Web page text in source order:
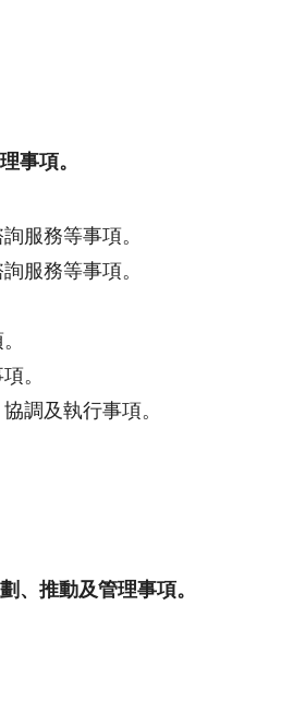
事項。
服務等事項。
服務等事項。
。
調及執行事項。
、推動及管理事項。